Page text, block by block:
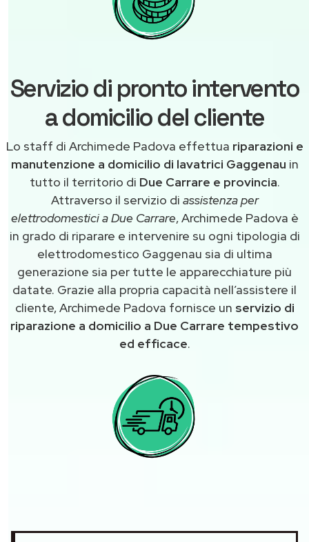
Servizio di pronto intervento
a domicilio del cliente
Lo staff di Archimede Padova effettua riparazioni e
manutenzione a domicilio di lavatrici Gaggenau in
tutto il territorio di Due Carrare e provincia.
Attraverso il servizio di assistenza per
elettrodomestici a Due Carrare, Archimede Padova è
in grado di riparare e intervenire su ogni tipologia di
elettrodomestico Gaggenau sia di ultima
generazione sia per tutte le apparecchiature più
datate. Grazie alla propria capacità nell’assistere il
cliente, Archimede Padova fornisce un servizio di
riparazione a domicilio a Due Carrare tempestivo
ed efficace.